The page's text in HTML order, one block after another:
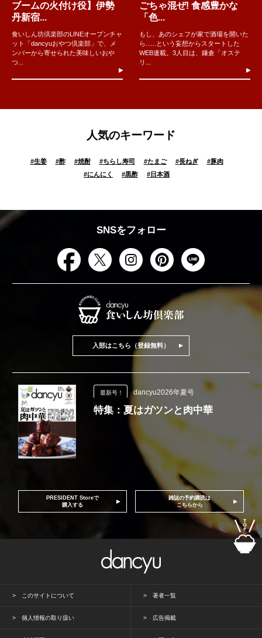
ブームの火付け役】伊勢
丹新宿...
食いしん坊倶楽部のLINEオープンチャ
ット「dancyuおやつ倶楽部」で、メ
ンバーから寄せられた美味しいおや
つ...
ごちゃ混ぜ! 食感豊かな
「色...
もし、あのシェフが家で酒場を開いた
ら......という妄想からスタートした
WEB連載。3人目は、鎌倉「オステ
リ...
人気のキーワード
#生姜 #酢 #焼酎 #ちらし寿司 #たまご #長ねぎ #豚肉
#にんにく #黒酢 #日本酒
SNSをフォロー
入部はこちら（登録無料）
最新号！ dancyu2026年夏号
特集：夏はガツンと肉中華
PRESIDENT Storeで
購入する
雑誌の予約購読は
こちらから
このサイトについて 著者一覧
個人情報の取り扱い 広告掲載